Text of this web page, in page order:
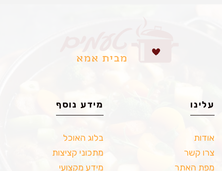
עלינו
אודות
צרו קשר
מפת האתר
מידע נוסף
בלוג האוכל
מתכוני קציצות
מידע מקצועי